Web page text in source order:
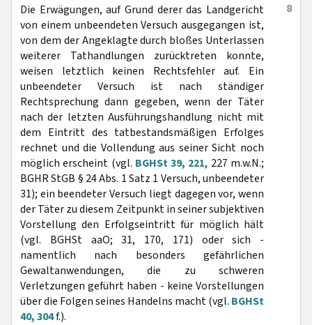
8
Die Erwägungen, auf Grund derer das Landgericht
von einem unbeendeten Versuch ausgegangen ist,
von dem der Angeklagte durch bloßes Unterlassen
weiterer Tathandlungen zurücktreten konnte,
weisen letztlich keinen Rechtsfehler auf. Ein
unbeendeter Versuch ist nach ständiger
Rechtsprechung dann gegeben, wenn der Täter
nach der letzten Ausführungshandlung nicht mit
dem Eintritt des tatbestandsmäßigen Erfolges
rechnet und die Vollendung aus seiner Sicht noch
möglich erscheint (vgl. BGHSt 39, 221, 227 m.w.N.;
BGHR StGB § 24 Abs. 1 Satz 1 Versuch, unbeendeter
31); ein beendeter Versuch liegt dagegen vor, wenn
der Täter zu diesem Zeitpunkt in seiner subjektiven
Vorstellung den Erfolgseintritt für möglich hält
(vgl. BGHSt aaO; 31, 170, 171) oder sich -
namentlich nach besonders gefährlichen
Gewaltanwendungen, die zu schweren
Verletzungen geführt haben - keine Vorstellungen
über die Folgen seines Handelns macht (vgl. BGHSt
40, 304f.).